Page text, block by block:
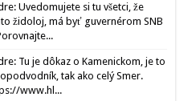
Uvedomujete si tu všetci, že
židoloj, má byť guvernérom SNB
Tu je dôkaz o Kamenickom, je to
tak ako celý Smer.
www.hl...